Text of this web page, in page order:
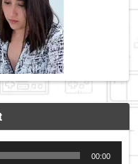
00:00